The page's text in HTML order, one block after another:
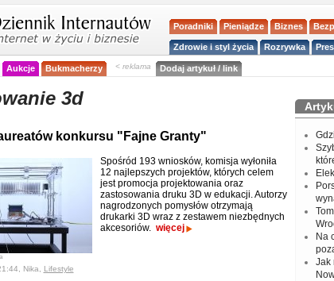
Poradniki Pieniądze Biznes
Zdrowie i styl życia Rozrywka
Aukcje Bukmacherzy < reklama Dodaj artykuł / link
3d
konkursu "Fajne Granty"
Spośród 193 wniosków, komisja wyłoniła
12 najlepszych projektów, których celem
jest promocja projektowania oraz
zastosowania druku 3D w edukacji. Autorzy
nagrodzonych pomysłów otrzymają
drukarki 3D wraz z zestawem niezbędnych
akcesoriów. więcej
Nika, Lifestyle
Na
Jak